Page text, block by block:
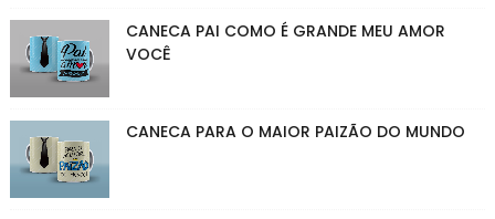
CANECA PAI COMO É GRANDE MEU AMOR
VOCÊ
CANECA PARA O MAIOR PAIZÃO DO MUNDO